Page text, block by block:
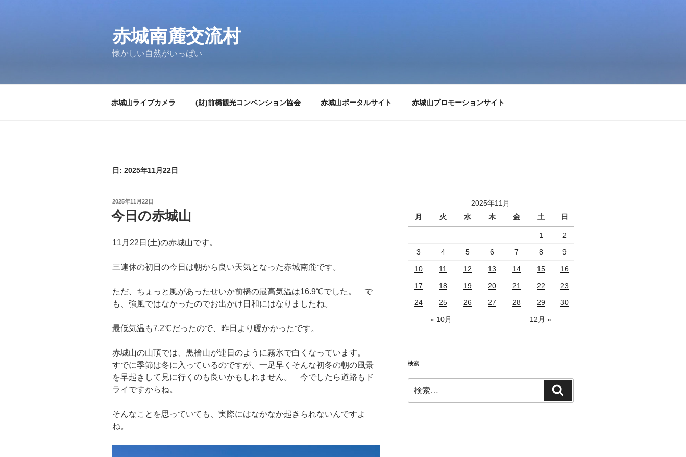
赤城南麓交流村
懐かしい自然がいっぱい
赤城山ライブカメラ (財)前橋観光コンベンション協会 赤城山ポータルサイト 赤城山プロモーションサイト
日: 2025年11月22日
投
稿
日:
2025年11月22日
今日の赤城山
11月22日(土)の赤城山です。
三連休の初日の今日は朝から良い天気となった赤城南麓です。
ただ、ちょっと風があったせいか前橋の最高気温は16.9℃でした。 で
も、強風ではなかったのでお出かけ日和にはなりましたね。
最低気温も7.2℃だったので、昨日より暖かかったです。
赤城山の山頂では、黒檜山が連日のように霧氷で白くなっています。
すでに季節は冬に入っているのですが、一足早くそんな初冬の朝の風景
を早起きして見に行くのも良いかもしれません。 今でしたら道路もド
ライですからね。
そんなことを思っていても、実際にはなかなか起きられないんですよ
ね。
2025年11月
月
火 水 木 金 土 日
1 2
3 4 5 6 7 8 9
10 11 12 13 14 15 16
17 18 19 20 21 22 23
24 25 26 27 28 29 30
« 10月 12月 »
検索
索:
索